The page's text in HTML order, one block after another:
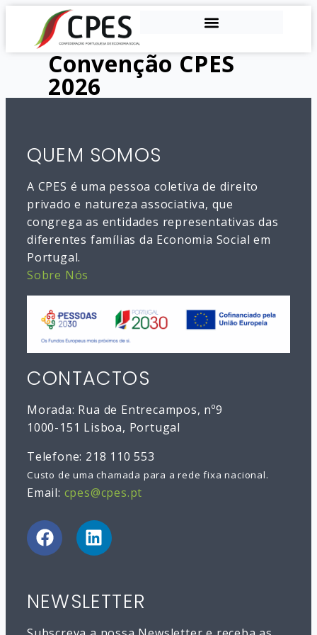
Convenção CPES
2026
QUEM SOMOS
A CPES é uma pessoa coletiva de direito
privado e natureza associativa, que
congrega as entidades representativas das
diferentes famílias da Economia Social em
Portugal.
Sobre Nós
CONTACTOS
Morada: Rua de Entrecampos, nº9
1000-151 Lisboa, Portugal
Telefone: 218 110 553
Custo de uma chamada para a rede fixa nacional.
Email: cpes@cpes.pt
NEWSLETTER